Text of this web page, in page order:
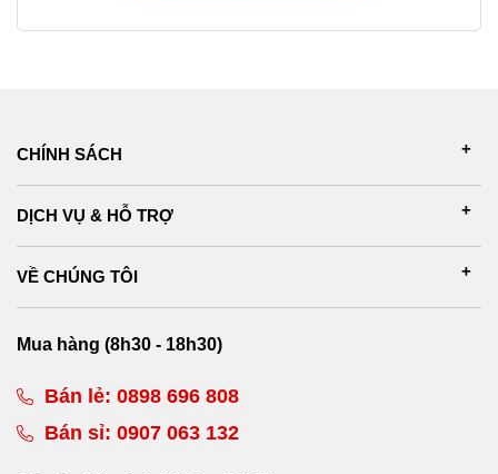
CHÍNH SÁCH
DỊCH VỤ & HỖ TRỢ
VỀ CHÚNG TÔI
Mua hàng (8h30 - 18h30)
Bán lẻ: 0898 696 808
Bán sỉ: 0907 063 132